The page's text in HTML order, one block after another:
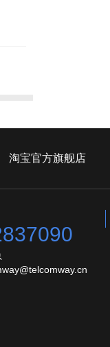
淘宝官方旗舰店